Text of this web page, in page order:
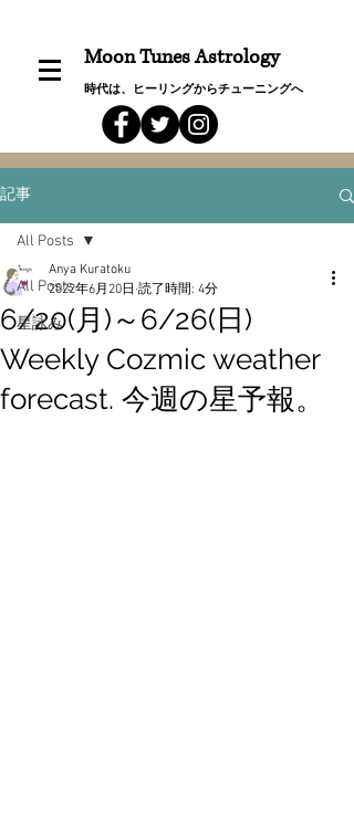
Moon Tunes Astrology
時代は、ヒーリングからチューニングへ
記事
All Posts
星詠み
All Posts
6/20(月)～6/26(日)
Weekly Cozmic weather
forecast. 今週の星予報。
Anya Kuratoku
2022年6月20日 読了時間: 4分